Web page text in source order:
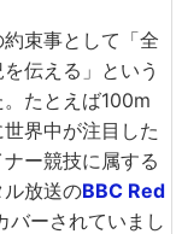
束事として「全
伝える」という
たとえば100m
界中が注目した
ー競技に属する
ル放送のBBC Red
バーされていまし